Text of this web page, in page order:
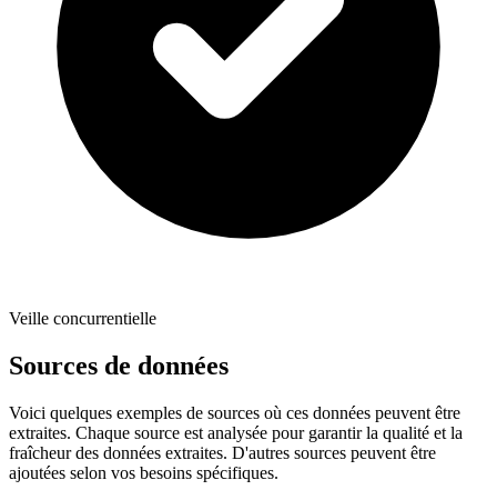
Veille concurrentielle
Sources de données
Voici quelques exemples de sources où ces données peuvent être
extraites. Chaque source est analysée pour garantir la qualité et la
fraîcheur des données extraites. D'autres sources peuvent être
ajoutées selon vos besoins spécifiques.